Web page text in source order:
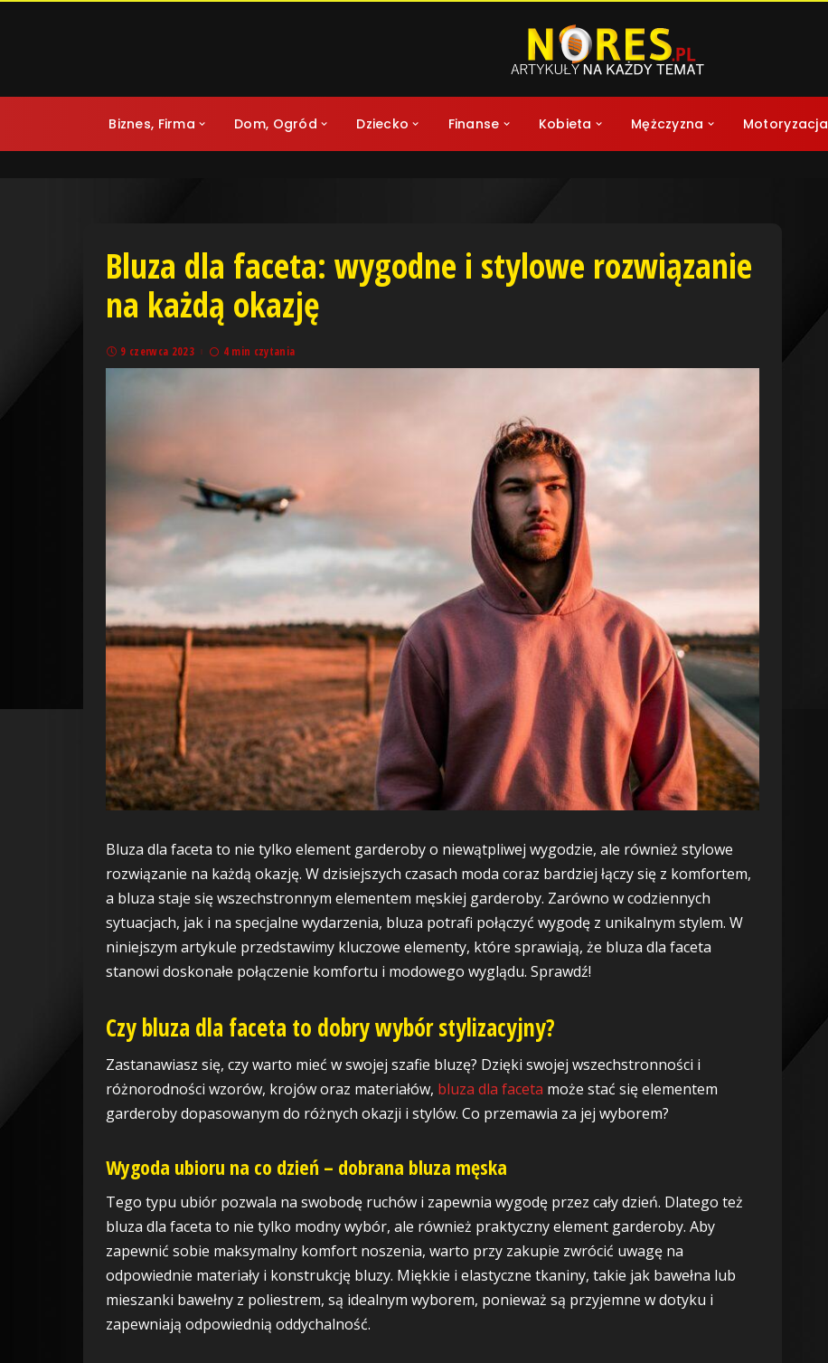
Biznes, Firma Dom, Ogród Dziecko Finanse Kobieta Mężczyzna Motoryzacja
Bluza dla faceta: wygodne i stylowe rozwiązanie
na każdą okazję
9 czerwca 2023 4 min czytania
Bluza dla faceta to nie tylko element garderoby o niewątpliwej wygodzie, ale również stylowe
rozwiązanie na każdą okazję. W dzisiejszych czasach moda coraz bardziej łączy się z komfortem,
a bluza staje się wszechstronnym elementem męskiej garderoby. Zarówno w codziennych
sytuacjach, jak i na specjalne wydarzenia, bluza potrafi połączyć wygodę z unikalnym stylem. W
niniejszym artykule przedstawimy kluczowe elementy, które sprawiają, że bluza dla faceta
stanowi doskonałe połączenie komfortu i modowego wyglądu. Sprawdź!
Czy bluza dla faceta to dobry wybór stylizacyjny?
Zastanawiasz się, czy warto mieć w swojej szafie bluzę? Dzięki swojej wszechstronności i
różnorodności wzorów, krojów oraz materiałów, bluza dla faceta może stać się elementem
garderoby dopasowanym do różnych okazji i stylów. Co przemawia za jej wyborem?
Wygoda ubioru na co dzień – dobrana bluza męska
Tego typu ubiór pozwala na swobodę ruchów i zapewnia wygodę przez cały dzień. Dlatego też
bluza dla faceta to nie tylko modny wybór, ale również praktyczny element garderoby. Aby
zapewnić sobie maksymalny komfort noszenia, warto przy zakupie zwrócić uwagę na
odpowiednie materiały i konstrukcję bluzy. Miękkie i elastyczne tkaniny, takie jak bawełna lub
mieszanki bawełny z poliestrem, są idealnym wyborem, ponieważ są przyjemne w dotyku i
zapewniają odpowiednią oddychalność.